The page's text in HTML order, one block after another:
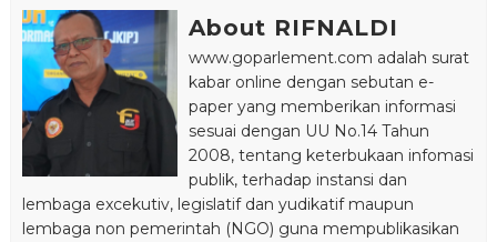
About RIFNALDI
www.goparlement.com adalah surat
kabar online dengan sebutan e-
paper yang memberikan informasi
sesuai dengan UU No.14 Tahun
2008, tentang keterbukaan infomasi
publik, terhadap instansi dan
lembaga excekutiv, legislatif dan yudikatif maupun
lembaga non pemerintah (NGO) guna mempublikasikan